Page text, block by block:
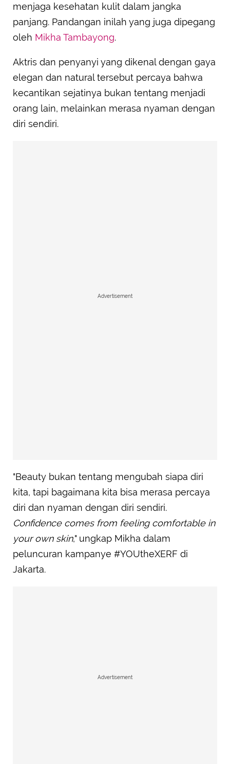
menjaga kesehatan kulit dalam jangka
panjang. Pandangan inilah yang juga dipegang
oleh Mikha Tambayong.
Aktris dan penyanyi yang dikenal dengan gaya
elegan dan natural tersebut percaya bahwa
kecantikan sejatinya bukan tentang menjadi
orang lain, melainkan merasa nyaman dengan
diri sendiri.
Advertisement
"Beauty bukan tentang mengubah siapa diri
kita, tapi bagaimana kita bisa merasa percaya
diri dan nyaman dengan diri sendiri.
Confidence comes from feeling comfortable in
your own skin," ungkap Mikha dalam
peluncuran kampanye #YOUtheXERF di
Jakarta.
Advertisement